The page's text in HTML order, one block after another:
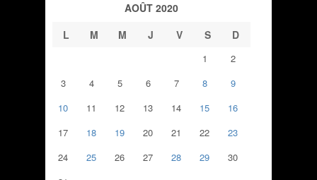
AOÛT 2020
L
M M J V S D
1
2
3
4 5 6 7 8
9
10
11 12 13 14 15
16
17
18 19 20 21 22
23
24
25 26 27 28 29
30